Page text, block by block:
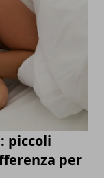
piccoli
per